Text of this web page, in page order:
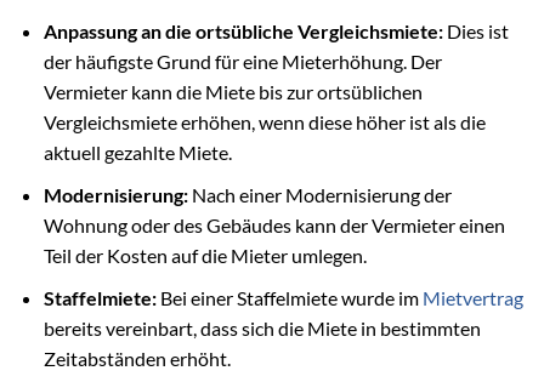
Anpassung an die ortsübliche Vergleichsmiete:Dies ist
der häufigste Grund für eine Mieterhöhung. Der
Vermieter kann die Miete bis zur ortsüblichen
Vergleichsmiete erhöhen, wenn diese höher ist als die
aktuell gezahlte Miete.
Modernisierung:Nach einer Modernisierung der
Wohnung oder des Gebäudes kann der Vermieter einen
Teil der Kosten auf die Mieter umlegen.
Staffelmiete:Bei einer Staffelmiete wurde im Mietvertrag
bereits vereinbart, dass sich die Miete in bestimmten
Zeitabständen erhöht.